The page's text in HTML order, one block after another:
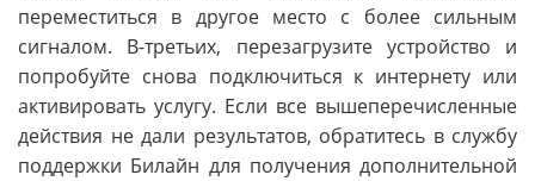
переместиться в другое место с более сильным
сигналом. В-третьих, перезагрузите устройство и
попробуйте снова подключиться к интернету или
активировать услугу. Если все вышеперечисленные
действия не дали результатов, обратитесь в службу
поддержки Билайн для получения дополнительной